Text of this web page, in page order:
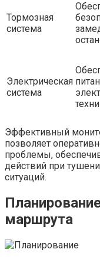
Тормозная
система
Электрическая
система
Эффективный
позволяет
проблемы,
действий при
ситуаций.
маршрута